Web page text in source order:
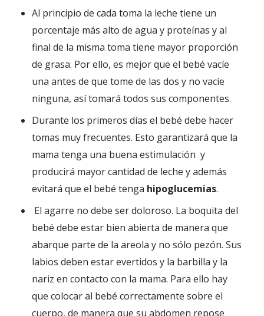
Al principio de cada toma la leche tiene un
porcentaje más alto de agua y proteínas y al
final de la misma toma tiene mayor proporción
de grasa. Por ello, es mejor que el bebé vacíe
una antes de que tome de las dos y no vacíe
ninguna, así tomará todos sus componentes.
Durante los primeros días el bebé debe hacer
tomas muy frecuentes. Esto garantizará que la
mama tenga una buena estimulación y
producirá mayor cantidad de leche y además
evitará que el bebé tenga hipoglucemias.
El agarre no debe ser doloroso. La boquita del
bebé debe estar bien abierta de manera que
abarque parte de la areola y no sólo pezón. Sus
labios deben estar evertidos y la barbilla y la
nariz en contacto con la mama. Para ello hay
que colocar al bebé correctamente sobre el
cuerpo, de manera que su abdomen repose